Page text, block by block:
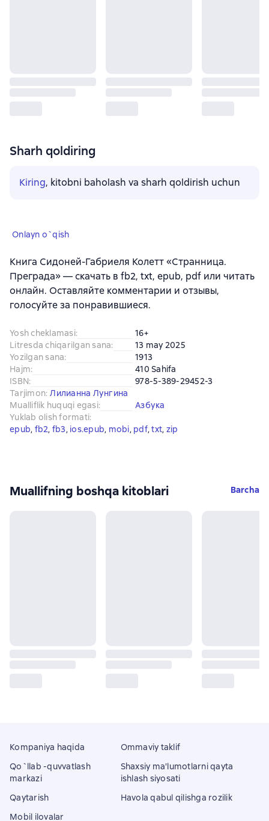
Sharh qoldiring
Kiring, kitobni baholash va sharh qoldirish uchun
Onlayn o`qish
Книга Сидоней-Габриеля Колетт «Странница.
Преграда» — скачать в fb2, txt, epub, pdf или читать
онлайн. Оставляйте комментарии и отзывы,
голосуйте за понравившиеся.
Yosh cheklamasi:
16+
Litresda chiqarilgan sana:
13 may 2025
Yozilgan sana:
1913
Hajm:
410 Sahifa
ISBN:
978-5-389-29452-3
Tarjimon: Лилианна Лунгина
Mualliflik huquqi egasi:
Азбука
Yuklab olish formati:
epub, fb2, fb3, ios.epub, mobi, pdf, txt, zip
Muallifning boshqa kitoblari Barcha
Kompaniya haqida
Qo`llab -quvvatlash
markazi
Qaytarish
Mobil ilovalar
Ommaviy taklif
Shaxsiy ma'lumotlarni qayta
ishlash siyosati
Havola qabul qilishga rozilik